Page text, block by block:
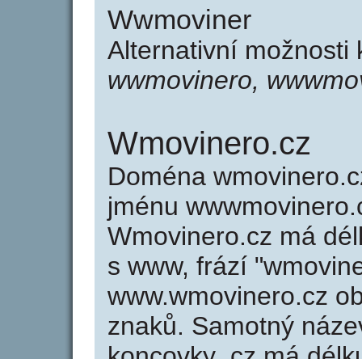
Wwmoviner
Alternativní možnosti
wwmovinero,
Wmovinero.cz
Doména
jménu
Wmovinero.cz má
s www, frází
www.wmovinero.cz
znaků. Samotný